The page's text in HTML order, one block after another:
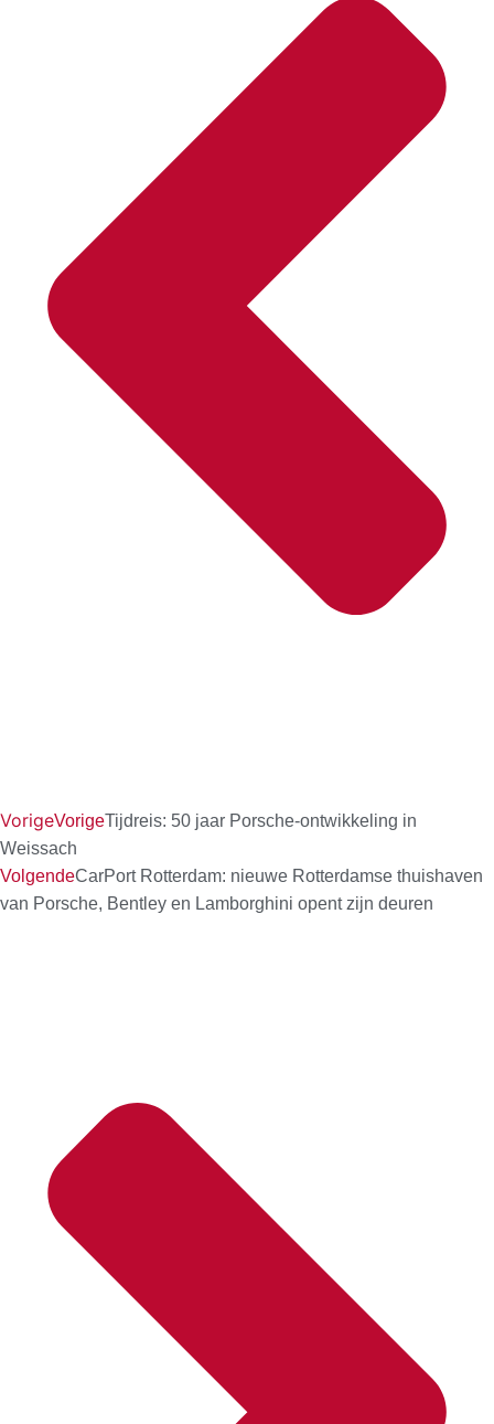
VorigeVorigeTijdreis: 50 jaar Porsche-ontwikkeling in
Weissach
VolgendeCarPort Rotterdam: nieuwe Rotterdamse thuishaven
van Porsche, Bentley en Lamborghini opent zijn deuren